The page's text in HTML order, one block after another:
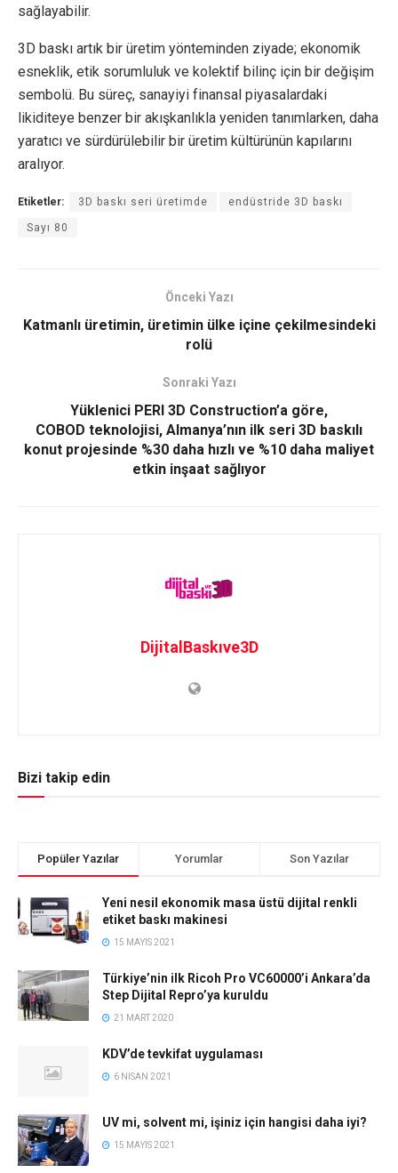
sağlayabilir.
3D baskı artık bir üretim yönteminden ziyade; ekonomik
esneklik, etik sorumluluk ve kolektif bilinç için bir değişim
sembolü. Bu süreç, sanayiyi finansal piyasalardaki
likiditeye benzer bir akışkanlıkla yeniden tanımlarken, daha
yaratıcı ve sürdürülebilir bir üretim kültürünün kapılarını
aralıyor.
Etiketler: 3D baskı seri üretimde endüstride 3D baskı
Sayı 80
Önceki Yazı
Katmanlı üretimin, üretimin ülke içine çekilmesindeki
rolü
Sonraki Yazı
Yüklenici PERI 3D Construction’a göre,
COBOD teknolojisi, Almanya’nın ilk seri 3D baskılı
konut projesinde %30 daha hızlı ve %10 daha maliyet
etkin inşaat sağlıyor
DijitalBaskıve3D
Bizi takip edin
Popüler Yazılar Yorumlar Son Yazılar
Yeni nesil ekonomik masa üstü dijital renkli
etiket baskı makinesi
15 MAYIS 2021
Türkiye’nin ilk Ricoh Pro VC60000’i Ankara’da
Step Dijital Repro’ya kuruldu
21 MART 2020
KDV’de tevkifat uygulaması
6 NISAN 2021
UV mi, solvent mi, işiniz için hangisi daha iyi?
15 MAYIS 2021